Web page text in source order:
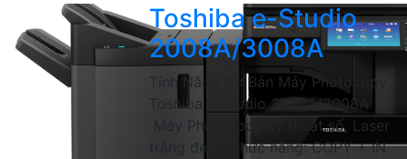
Toshiba e-Studio
2008A/3008A
Tính Năng Cơ Bản Máy Photocopy
Toshiba e-Studio 2008A/3008A
Máy Photocopy kỹ thuật số, Laser
trắng đen Chức năng: COPY + IN